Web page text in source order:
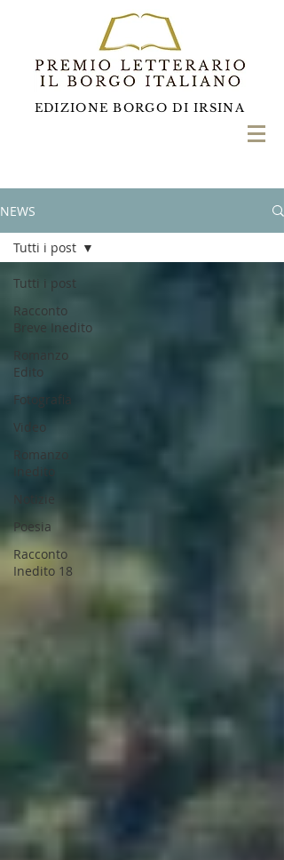
EDIZIONE BORGO DI IRSINA
NEWS
Tutti i post
Racconto
Breve Inedito
Romanzo
Edito
Fotografia
Video
Romanzo
Inedito
Notizie
Poesia
Racconto
Inedito 18
Tutti i post